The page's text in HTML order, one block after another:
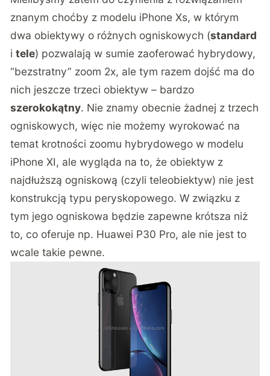
znanym choćby z modelu iPhone Xs, w którym
dwa obiektywy o różnych ogniskowych (standard
itele) pozwalają w sumie zaoferować hybrydowy,
“bezstratny” zoom 2x, ale tym razem dojść ma do
nich jeszcze trzeci obiektyw – bardzo
szerokokątny. Nie znamy obecnie żadnej z trzech
ogniskowych, więc nie możemy wyrokować na
temat krotności zoomu hybrydowego w modelu
iPhone XI, ale wygląda na to, że obiektyw z
najdłuższą ogniskową (czyli teleobiektyw) nie jest
konstrukcją typu peryskopowego. W związku z
tym jego ogniskowa będzie zapewne krótsza niż
to, co oferuje np. Huawei P30 Pro, ale nie jest to
wcale takie pewne.